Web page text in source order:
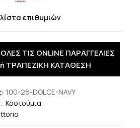
επιθυμιών
ΤΙΣ ONLINE ΠΑΡΑΓΓΕΛΙΕΣ
ΤΡΑΠΕΖΙΚΗ ΚΑΤΑΘΕΣΗ
100-26-DOLCE-NAVY
, Κοστούμια